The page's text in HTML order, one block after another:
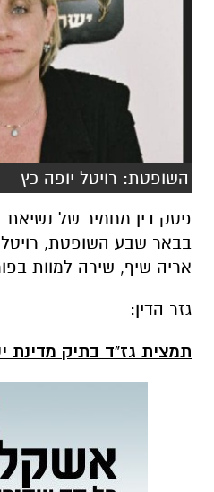
השופטת: רויטל יופה כץ
פסק דין מחמיר של
בבאר שבע השופטת,
אריה שיף, שירה למוות
גזר הדין:
תמצית גז"ד בתיק מדינת